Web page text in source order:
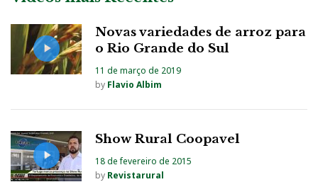
Novas variedades de arroz para
o Rio Grande do Sul
11 de março de 2019
by Flavio Albim
Show Rural Coopavel
18 de fevereiro de 2015
by Revistarural